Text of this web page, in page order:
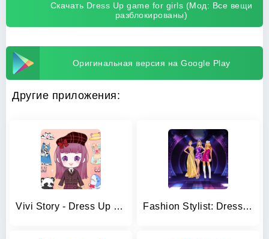
Скачать Dress Up game for girls (Мод: Все вещи
разблокированы)
Оригинальная версия на Google Play
Другие приложения:
Vivi Story - Dress Up Game Fashion Stylist: Dress Up Game